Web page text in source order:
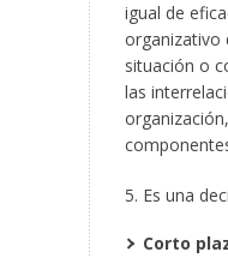
igual de
organizativo
situación o
las
5. Es una
Corto